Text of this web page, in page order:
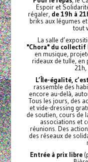
Espoir et
régaler, de 19h à
briks aux légumes
tout
La salle
"Chora" du collectif
en musique,
rideaux de tulle, en
L’Île-égalité,
rassemble des
encore au-delà,
Tous les jours, des
et vide-dressing
de soutien, cours de
associations et
réunions. Des
des réseaux de
Entrée à prix libre